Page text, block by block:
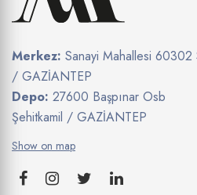
Merkez: Sanayi Mahallesi
/ GAZİANTEP
Depo: 27600 Başpınar Osb
Şehitkamil / GAZİANTEP
Show on map